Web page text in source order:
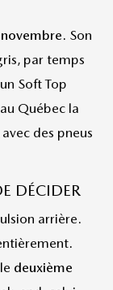
. Son
par temps
Soft Top
Québec la
des pneus
DÉCIDER
arrière.
deuxième